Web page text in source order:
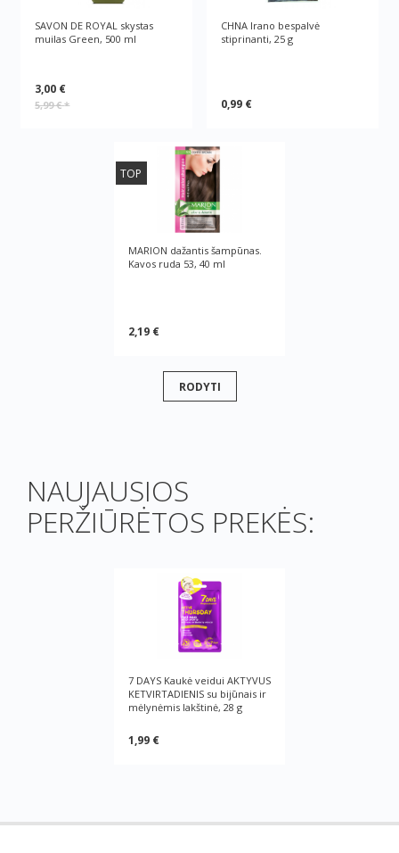
SAVON DE ROYAL skystas
muilas Green, 500 ml
3,00 €
5,99 €*
CHNA Irano bespalvė
stiprinanti, 25 g
0,99 €
TOP
MARION dažantis šampūnas.
Kavos ruda 53, 40 ml
2,19 €
RODYTI
NAUJAUSIOS
PERŽIŪRĖTOS PREKĖS:
7 DAYS Kaukė veidui AKTYVUS
KETVIRTADIENIS su bijūnais ir
mėlynėmis lakštinė, 28 g
1,99 €